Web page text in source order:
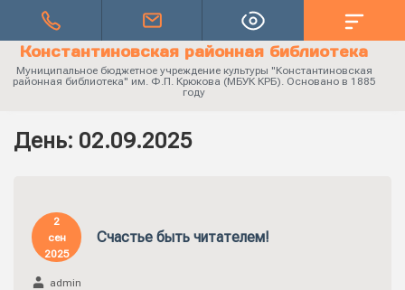
Константиновская районная библиотека
Муниципальное бюджетное учреждение культуры "Константиновская
районная библиотека" им. Ф.П. Крюкова (МБУК КРБ). Основано в 1885
году
День: 02.09.2025
2
сен
2025
Счастье быть читателем!
admin